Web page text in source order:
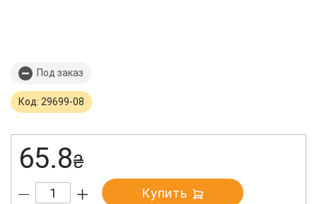
Под заказ
Код: 29699-08
65.8₴
Купить